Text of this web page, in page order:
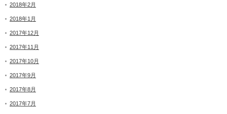
2018年2月
2018年1月
2017年12月
2017年11月
2017年10月
2017年9月
2017年8月
2017年7月